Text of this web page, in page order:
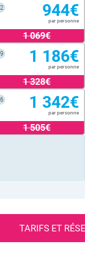
944€
par personne
1 069€
1 186€
par personne
1 328€
1 342€
par personne
1 505€
TARIFS ET